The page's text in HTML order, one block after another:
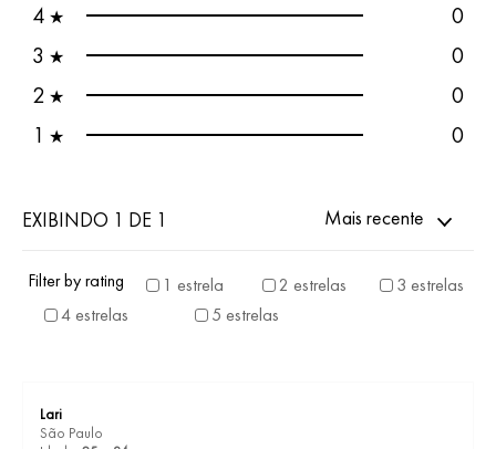
4 ★
0
3 ★
0
2 ★
0
1 ★ 0
EXIBINDO 1 DE 1 Mais recente
Filter by rating 1 estrela 2 estrelas
3 estrelas
4 estrelas
5 estrelas
Lari
São Paulo